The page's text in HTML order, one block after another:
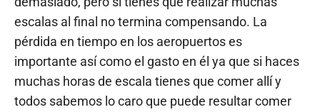
escalas al final no termina compensando. La
pérdida en tiempo en los aeropuertos es
importante así como el gasto en él ya que si haces
muchas horas de escala tienes que comer allí y
todos sabemos lo caro que puede resultar comer